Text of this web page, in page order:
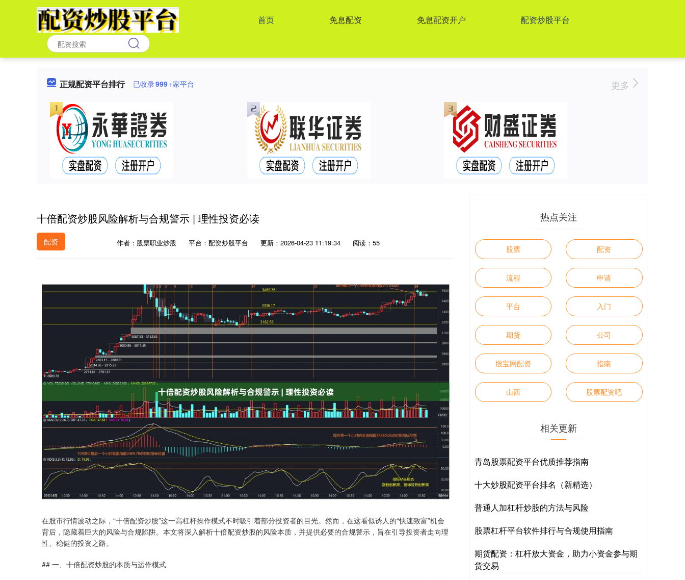
首页 免息配资 免息配资开户 配资炒股平台
正规配资平台排行 已收录999+家平台 更多
十倍配资炒股风险解析与合规警示 | 理性投资必读
配资 作者：股票职业炒股 平台：配资炒股平台 更新：2026-04-23 11:19:34 阅读：55
在股市行情波动之际，“十倍配资炒股”这一高杠杆操作模式不时吸引着部分投资者的目光。然而，在这看似诱人的“快速致富”机会
背后，隐藏着巨大的风险与合规陷阱。本文将深入解析十倍配资炒股的风险本质，并提供必要的合规警示，旨在引导投资者走向理
性、稳健的投资之路。
## 一、十倍配资炒股的本质与运作模式
热点关注
股票 配资
流程 申请
平台 入门
期货 公司
股宝网配资 指南
山西 股票配资吧
相关更新
青岛股票配资平台优质推荐指南
十大炒股配资平台排名（新精选）
普通人加杠杆炒股的方法与风险
股票杠杆平台软件排行与合规使用指南
期货配资：杠杆放大资金，助力小资金参与期
货交易